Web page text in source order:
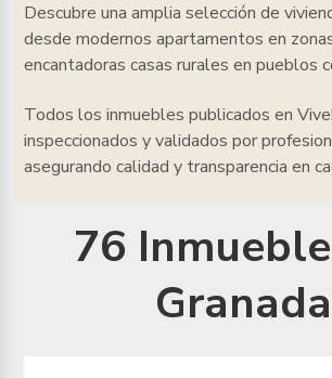
Descubre una amplia selección de
desde modernos apartamentos en
encantadoras casas rurales en pueblos
Todos los inmuebles publicados en
inspeccionados y validados por
asegurando calidad y transparencia en
76
Granada